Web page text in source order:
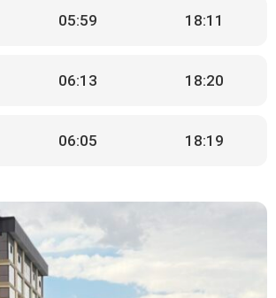
05:59 18:11
06:13 18:20
06:05 18:19